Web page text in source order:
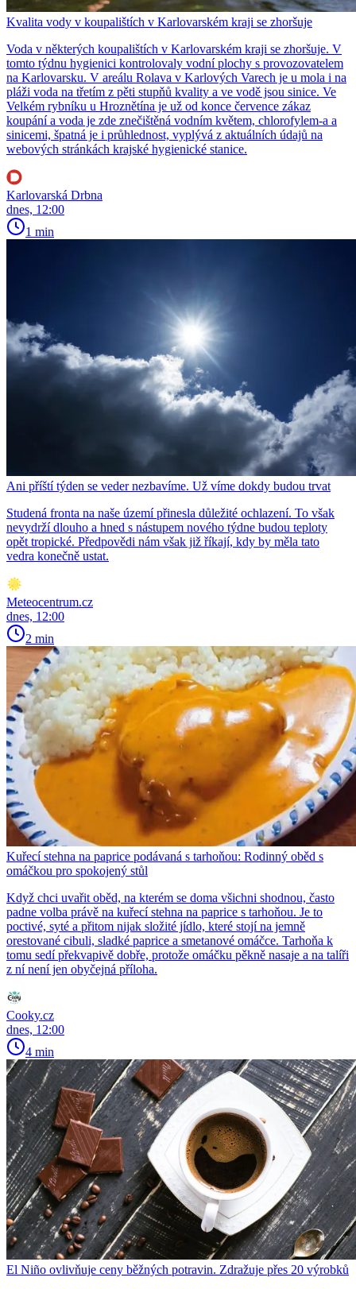
Kvalita vody v koupalištích v Karlovarském kraji se zhoršuje
Voda v některých koupalištích v Karlovarském kraji se zhoršuje. V
tomto týdnu hygienici kontrolovaly vodní plochy s provozovatelem
na Karlovarsku. V areálu Rolava v Karlových Varech je u mola i na
pláži voda na třetím z pěti stupňů kvality a ve vodě jsou sinice. Ve
Velkém rybníku u Hroznětína je už od konce července zákaz
koupání a voda je zde znečištěná vodním květem, chlorofylem-a a
sinicemi, špatná je i průhlednost, vyplývá z aktuálních údajů na
webových stránkách krajské hygienické stanice.
Karlovarská Drbna
dnes, 12:00
1 min
Ani příští týden se veder nezbavíme. Už víme dokdy budou trvat
Studená fronta na naše území přinesla důležité ochlazení. To však
nevydrží dlouho a hned s nástupem nového týdne budou teploty
opět tropické. Předpovědi nám však již říkají, kdy by měla tato
vedra konečně ustat.
Meteocentrum.cz
dnes, 12:00
2 min
Kuřecí stehna na paprice podávaná s tarhoňou: Rodinný oběd s
omáčkou pro spokojený stůl
Když chci uvařit oběd, na kterém se doma všichni shodnou, často
padne volba právě na kuřecí stehna na paprice s tarhoňou. Je to
poctivé, syté a přitom nijak složité jídlo, které stojí na jemně
orestované cibuli, sladké paprice a smetanové omáčce. Tarhoňa k
tomu sedí překvapivě dobře, protože omáčku pěkně nasaje a na talíři
z ní není jen obyčejná příloha.
Cooky.cz
dnes, 12:00
4 min
El Niño ovlivňuje ceny běžných potravin. Zdražuje přes 20 výrobků